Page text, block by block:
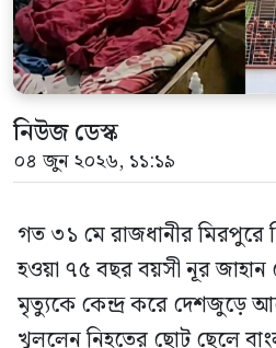
নিউজ ডেস্ক
০৪ জুন ২০২৬, ১১:১৯
গত ৩১ মে রাজধানীর মিরপুরে
হওয়া ৭৫ বছর বয়সী নূর জাহান
মৃত্যুকে কেন্দ্র করে দেশজুড়ে
খুললেন নিহতের ছোট ছেলে